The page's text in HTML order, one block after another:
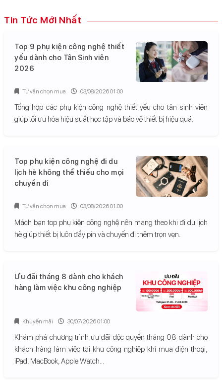
Tin Tức Mới Nhất
Top 9 phụ kiện công nghệ thiết
yếu dành cho Tân Sinh viên
2026
Tổng hợp các phụ kiện công nghệ thiết yếu cho tân sinh viên
giúp tối ưu hóa hiệu suất học tập và bảo vệ thiết bị hiệu quả.
Tư vấn chọn mua 03/08/2026 01:00
Top phụ kiện công nghệ đi du
lịch hè không thể thiếu cho mọi
chuyến đi
Mách bạn top phụ kiện công nghệ nên mang theo khi đi du lịch
hè giúp thiết bị luôn đầy pin và chuyến đi thêm trọn vẹn.
Tư vấn chọn mua 03/08/2026 01:00
Ưu đãi tháng 8 dành cho khách
hàng làm việc khu công nghiệp
Khám phá chương trình ưu đãi độc quyền tháng 08 dành cho
khách hàng làm việc tại khu công nghiệp khi mua điện thoại,
iPad, MacBook, Apple Watch...
Khuyến mãi 30/07/2026 01:00